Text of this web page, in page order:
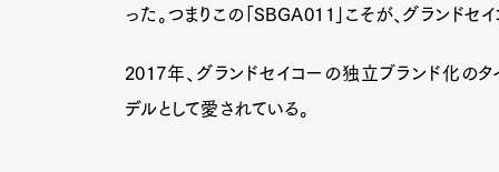
った。つまりこの「SBGA011」こそが、グランド
2017年、グランドセイコーの独立ブランド化の
デルとして愛されている。